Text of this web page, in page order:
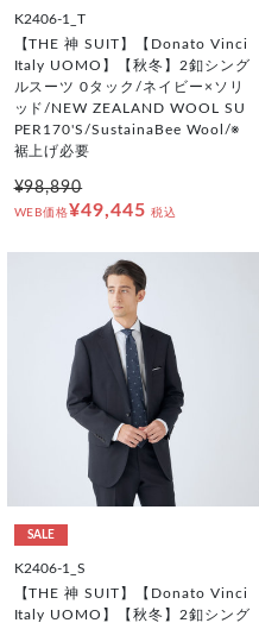
K2406-1_T
【THE 神 SUIT】【Donato Vinci
Italy UOMO】【秋冬】2釦シング
ルスーツ 0タック/ネイビー×ソリ
ッド/NEW ZEALAND WOOL SU
PER170'S/SustainaBee Wool/※
裾上げ必要
¥98,890
WEB価格¥49,445 税込
SALE
K2406-1_S
【THE 神 SUIT】【Donato Vinci
Italy UOMO】【秋冬】2釦シング